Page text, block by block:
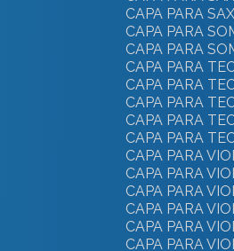
CAPA PARA
CAPA PARA
CAPA PARA
CAPA PARA
CAPA PARA
CAPA PARA
CAPA PARA
CAPA PARA
CAPA PARA
CAPA PARA
CAPA PARA
CAPA PARA
CAPA PARA
CAPA PARA